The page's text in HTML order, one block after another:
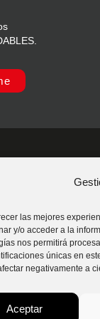
las mejores
y/o acceder a la
nos permitirá
únicas en
negativamente a
Aceptar